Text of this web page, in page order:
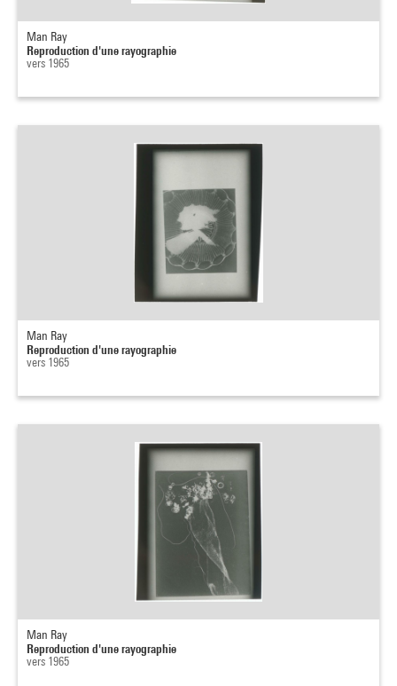
Man Ray
Reproduction d'une rayographie
vers 1965
Man Ray
Reproduction d'une rayographie
vers 1965
Man Ray
Reproduction d'une rayographie
vers 1965